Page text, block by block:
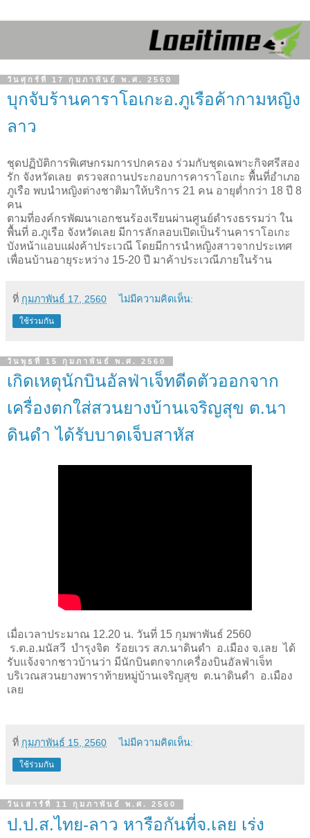
วันศุกร์ที่ 17 กุมภาพันธ์ พ.ศ. 2560
บุกจับร้านคาราโอเกะอ.ภูเรือค้ากามหญิง
ลาว
ชุดปฏิบัติการพิเศษกรมการปกครอง ร่วมกับชุดเฉพาะกิจศรีสอง
รัก จังหวัดเลย ตรวจสถานประกอบการคาราโอเกะ พื้นที่อำเภอ
ภูเรือ พบนำหญิงต่างชาติมาให้บริการ 21 คน อายุต่ำกว่า 18 ปี 8
คน
ตามที่องค์กรพัฒนาเอกชนร้องเรียนผ่านศูนย์ดำรงธรรมว่า ใน
พื้นที่ อ.ภูเรือ จังหวัดเลย มีการลักลอบเปิดเป็นร้านคาราโอเกะ
บังหน้าแอบแฝงค้าประเวณี โดยมีการนำหญิงสาวจากประเทศ
เพื่อนบ้านอายุระหว่าง 15-20 ปี มาค้าประเวณีภายในร้าน
ที่ กุมภาพันธ์ 17, 2560 ไม่มีความคิดเห็น:
ใช้ร่วมกัน
วันพุธที่ 15 กุมภาพันธ์ พ.ศ. 2560
เกิดเหตุนักบินอัลฟ่าเจ็ทดีดตัวออกจาก
เครื่องตกใส่สวนยางบ้านเจริญสุข ต.นา
ดินดำ ได้รับบาดเจ็บสาหัส
เมื่อเวลาประมาณ 12.20 น. วันที่ 15 กุมพาพันธ์ 2560
ร.ต.อ.มนัสวี บำรุงจิต ร้อยเวร สภ.นาดินดำ อ.เมือง จ.เลย ได้
รับแจ้งจากชาวบ้านว่า มีนักบินตกจากเครื่องบินอัลฟ่าเจ็ท
บริเวณสวนยางพาราท้ายหมู่บ้านเจริญสุข ต.นาดินดำ อ.เมือง
เลย
ที่ กุมภาพันธ์ 15, 2560 ไม่มีความคิดเห็น:
ใช้ร่วมกัน
วันเสาร์ที่ 11 กุมภาพันธ์ พ.ศ. 2560
ป.ป.ส.ไทย-ลาว หารือกันที่จ.เลย เร่ง